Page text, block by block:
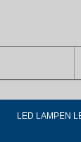
LED LAMPEN